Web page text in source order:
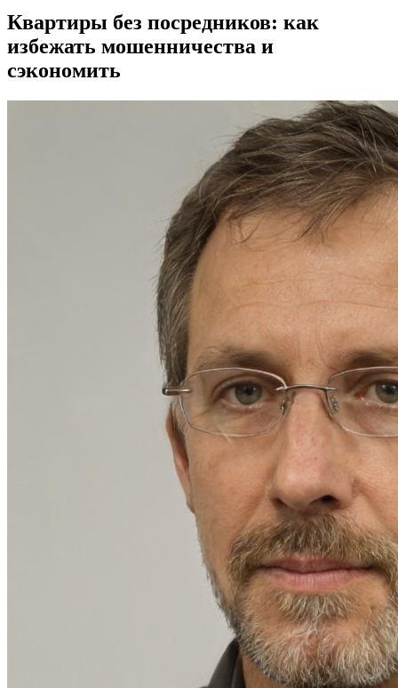
Квартиры без посредников: как
избежать мошенничества и
сэкономить